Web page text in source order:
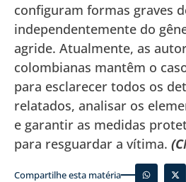
configuram formas graves
independentemente do
agride. Atualmente, as
colombianas mantêm o
para esclarecer todos os
relatados, analisar os
e garantir as medidas
para resguardar a vítima.
Compartilhe esta matéria